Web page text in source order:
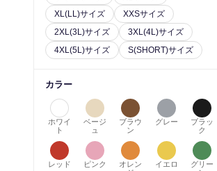
XL(LL)サイズ
XXSサイズ
2XL(3L)サイズ
3XL(4L)サイズ
4XL(5L)サイズ
S(SHORT)サイズ
カラー
ホワイ
ト
ベージ
ュ
ブラウ
ン
グレー
ブラッ
ク
レッド ピンク
オレン
イエロ
グリー